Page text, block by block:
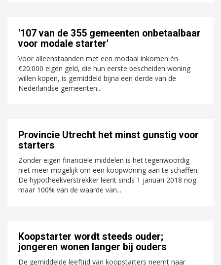
'107 van de 355 gemeenten onbetaalbaar
voor modale starter'
Voor alleenstaanden met een modaal inkomen én
€20.000 eigen geld, die hun eerste bescheiden woning
willen kopen, is gemiddeld bijna een derde van de
Nederlandse gemeenten...
Provincie Utrecht het minst gunstig voor
starters
Zonder eigen financiële middelen is het tegenwoordig
niet meer mogelijk om een koopwoning aan te schaffen.
De hypotheekverstrekker leent sinds 1 januari 2018 nog
maar 100% van de waarde van...
Koopstarter wordt steeds ouder;
jongeren wonen langer bij ouders
De gemiddelde leeftijd van koopstarters neemt naar